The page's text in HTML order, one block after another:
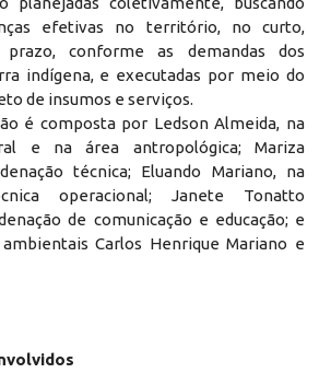
efetivas no território, no curto,
conforme as demandas dos
indígena, e executadas por meio do
de insumos e serviços.
é composta por Ledson Almeida, na
e na área antropológica; Mariza
técnica; Eluando Mariano, na
operacional; Janete Tonatto
de comunicação e educação; e
Carlos Henrique Mariano e